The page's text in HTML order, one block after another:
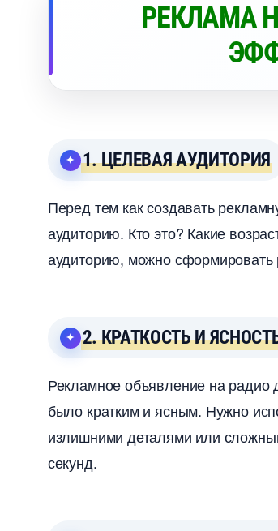
РЕКЛАМА
1. ЦЕЛЕВАЯ АУДИТОРИЯ
Перед тем как создавать
аудиторию. Кто это? Какие
аудиторию, можно сформировать
2. КРАТКОСТЬ И
Рекламное объявление на радио
ыло кратким и ясным. Нужно
излишними деталями или
секунд.